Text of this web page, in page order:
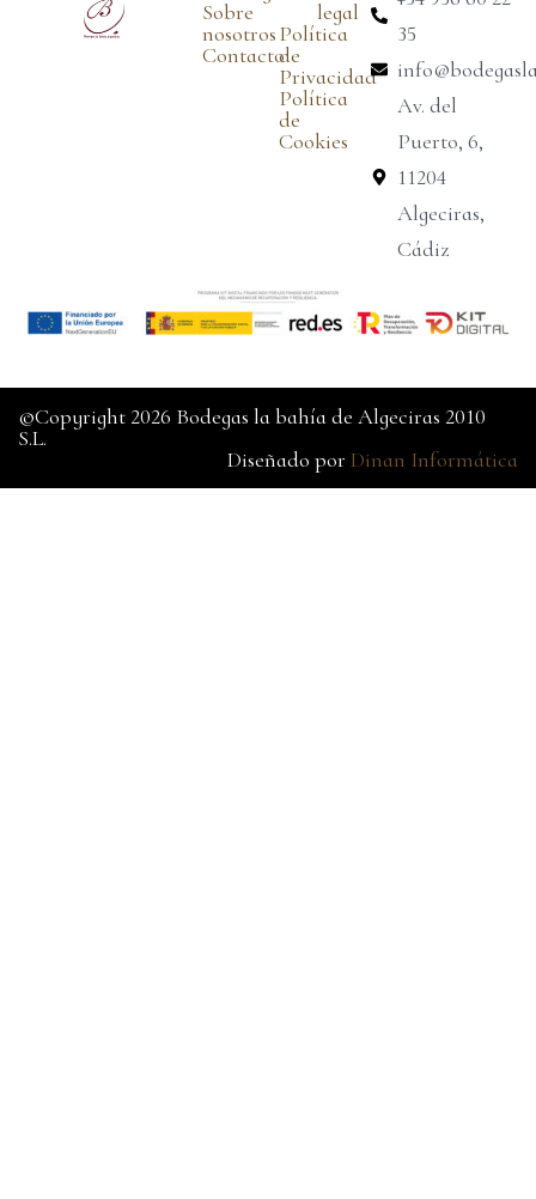
Sobre
nosotros
Contacto
legal
Política
de
Privacidad
Política
de
Cookies
35
Av. del
Puerto, 6,
11204
Algeciras,
Cádiz
©Copyright 2026 Bodegas la bahía de Algeciras 2010
S.L.
Diseñado por Dinan Informática